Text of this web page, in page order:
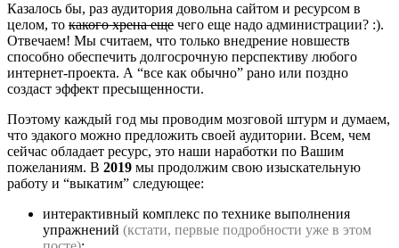
Казалось бы, раз аудитория довольна сайтом и ресурсом в
целом, то какого хрена еще чего еще надо администрации? :).
Отвечаем! Мы считаем, что только внедрение новшеств
способно обеспечить долгосрочную перспективу любого
интернет-проекта. А “все как обычно” рано или поздно
создаст эффект пресыщенности.
Поэтому каждый год мы проводим мозговой штурм и думаем,
что эдакого можно предложить своей аудитории. Всем, чем
сейчас обладает ресурс, это наши наработки по Вашим
пожеланиям. В 2019 мы продолжим свою изыскательную
работу и “выкатим” следующее:
интерактивный комплекс по технике выполнения
упражнений (кстати, первые подробности уже в этом